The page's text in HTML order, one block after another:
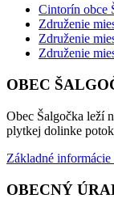
Cintorín obce
Združenie
Združenie
Združenie
OBEC
Obec Šalgočka leží
plytkej dolinke
Základné informácie
OBECNÝ